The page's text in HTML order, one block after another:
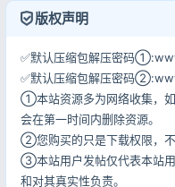
版权声明
✅默认压缩包解压密码
✅默认压缩包解压密码
①本站资源多为网络收集，
会在第一时间内删除资源。
②您购买的只是下载权限，不
③本站用户发帖仅代表本站
和对其真实性负责。